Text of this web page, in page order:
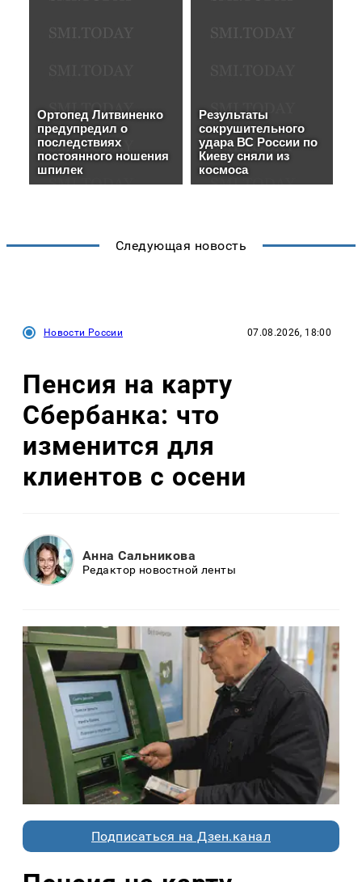
Следующая новость
Новости России 07.08.2026, 18:00
Пенсия на карту
Сбербанка: что
изменится для
клиентов с осени
Анна Сальникова
Редактор новостной ленты
Подписаться на Дзен.канал